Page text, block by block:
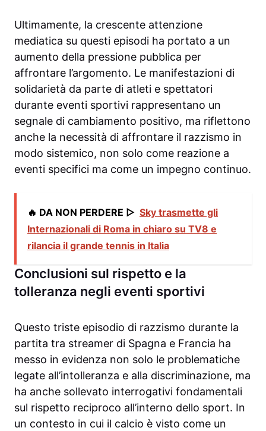
Ultimamente, la crescente attenzione
mediatica su questi episodi ha portato a un
aumento della pressione pubblica per
affrontare l’argomento. Le manifestazioni di
solidarietà da parte di atleti e spettatori
durante eventi sportivi rappresentano un
segnale di cambiamento positivo, ma riflettono
anche la necessità di affrontare il razzismo in
modo sistemico, non solo come reazione a
eventi specifici ma come un impegno continuo.
🔥 DA NON PERDERE ▷ Sky trasmette gli
Internazionali di Roma in chiaro su TV8 e
rilancia il grande tennis in Italia
Conclusioni sul rispetto e la
tolleranza negli eventi sportivi
Questo triste episodio di razzismo durante la
partita tra streamer di Spagna e Francia ha
messo in evidenza non solo le problematiche
legate all’intolleranza e alla discriminazione, ma
ha anche sollevato interrogativi fondamentali
sul rispetto reciproco all’interno dello sport. In
un contesto in cui il calcio è visto come un